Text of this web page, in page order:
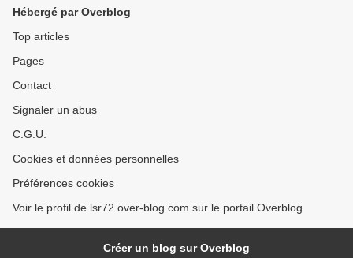
Hébergé par Overblog
Top articles
Pages
Contact
Signaler un abus
C.G.U.
Cookies et données personnelles
Préférences cookies
Voir le profil de lsr72.over-blog.com sur le portail Overblog
Créer un blog sur Overblog